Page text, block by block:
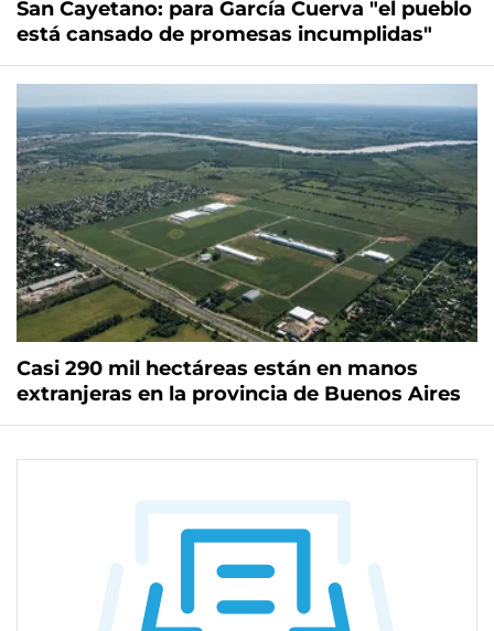
San Cayetano: para García Cuerva "el pueblo
está cansado de promesas incumplidas"
Casi 290 mil hectáreas están en manos
extranjeras en la provincia de Buenos Aires